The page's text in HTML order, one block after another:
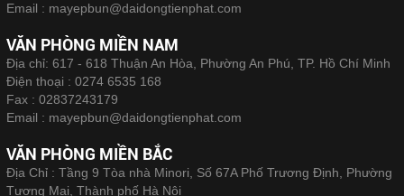
Email : mayepbun@daidongtienphat.com
VĂN PHÒNG MIỀN NAM
Địa chỉ: 617 - 618 Thuận An Hòa, Phường An Phú, TP. Hồ Chí Minh
Điện thoại : 0274 6535 168
Fax : 02837243179
Email : mayepbun@daidongtienphat.com
VĂN PHÒNG MIỀN BẮC
Địa Chỉ : Tầng 9 Tòa nhà Minori, Số 67A Phố Trương Định, Phường
Tương Mai, Thành phố Hà Nội